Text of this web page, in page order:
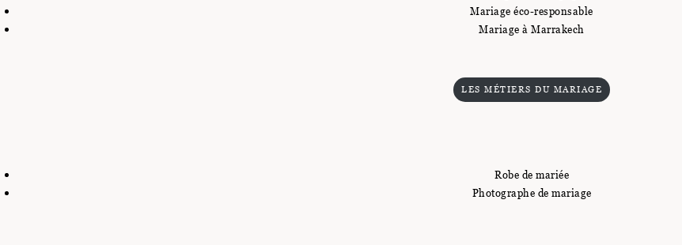
Mariage éco-responsable
Mariage à Marrakech
LES MÉTIERS DU MARIAGE
Robe de mariée
Photographe de mariage